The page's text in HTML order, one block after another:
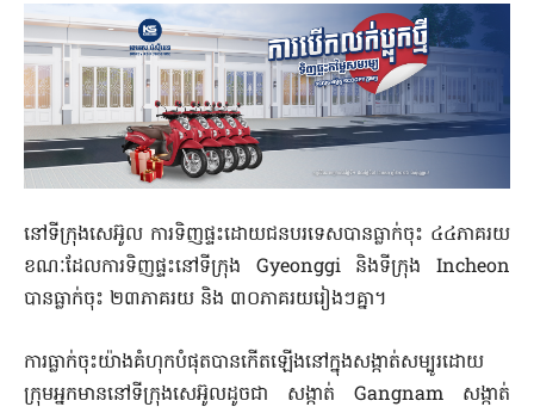
នៅទីក្រុងសេអ៊ូល ការទិញផ្ទះដោយជនបរទេសបានធ្លាក់ចុះ ៤៤ភាគរយ
ខណៈដែលការទិញផ្ទះនៅទីក្រុង Gyeonggi និងទីក្រុង Incheon
បានធ្លាក់ចុះ ២៣ភាគរយ និង ៣០ភាគរយរៀងៗគ្នា។
ការធ្លាក់ចុះយ៉ាងគំហុកបំផុតបានកើតឡើងនៅក្នុងសង្កាត់សម្បូរដោយ
ក្រុមអ្នកមាននៅទីក្រុងសេអ៊ូលដូចជា សង្កាត់ Gangnam សង្កាត់